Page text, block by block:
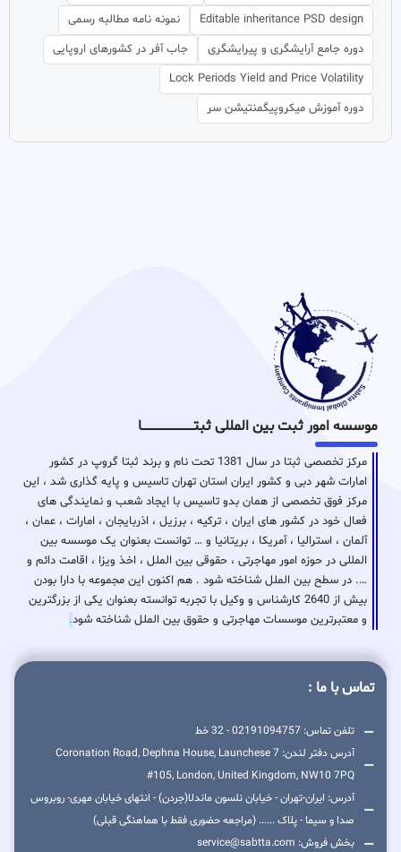
Editable inheritance PSD design
نمونه نامه مطالبه رسمی
دوره جامع آرایشگری و پیرایشگری
جاب آفر در کشورهای اروپایی
Lock Periods Yield and Price Volatility
دوره آموزش میکروپیگمنتیشن سر
موسسه امور ثبت بین المللی ثبتـــــــــــــــــــــــــــــا
مرکز تخصصی ثبتا در سال 1381 تحت نام و برند ثبتا گروپ در کشور
امارات شهر دبی و کشور ایران استان تهران تاسیس و پایه گذاری شد ، این
مرکز فوق تخصصی از همان بدو تاسیس با ایجاد شعب و نمایندگی های
فعال خود در کشور های ایران ، ترکیه ، برزیل ، اذربایجان ، امارات ، عمان ،
آلمان ، استرالیا ، آمریکا ، بریتانیا و … توانست بعنوان یک موسسه بین
المللی در حوزه امور مهاجرتی ، حقوقی بین الملل ، اخذ ویزا ، اقامت دائم و
…. در سطح بین الملل شناخته شود . هم اکنون این مجموعه با دارا بودن
بیش از 2640 کارشناس و وکیل با تجربه توانسته بعنوان یکی از بزرگترین
و معتبرترین موسسات مهاجرتی و حقوق بین الملل شناخته شود.
تماس با ما :
تلفن تماس: 02191094757 - 32 خط
آدرس دفتر لندن: 7 Coronation Road, Dephna House, Launchese
#105, London, United Kingdom, NW10 7PQ
آدرس: ایران-تهران - خیابان نلسون ماندلا(جردن) - انتهای خیابان مهری- روبروس
صدا و سیما - پلاک ...... (مراجعه حضوری فقط با هماهنگی قبلی)
بخش فروش: service@sabtta.com